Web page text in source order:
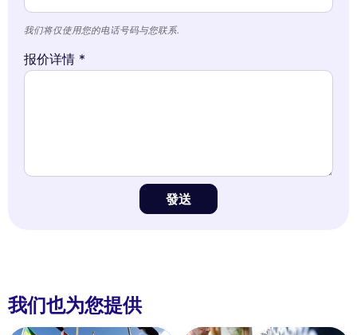
我们将仅使用您的电话号码与您联系.
报价详情 *
發送
我们也为您提供